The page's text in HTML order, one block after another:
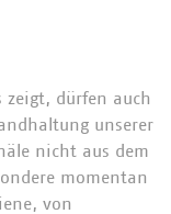
zeigt, dürfen auch
unserer
nicht aus dem
momentan
von